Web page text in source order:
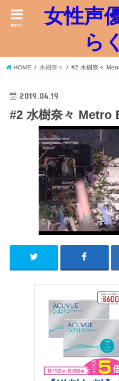
女性声
ら
menu
HOME 水樹奈々 #2 水樹奈々
2019.04.19
#2 水樹奈々 Metro